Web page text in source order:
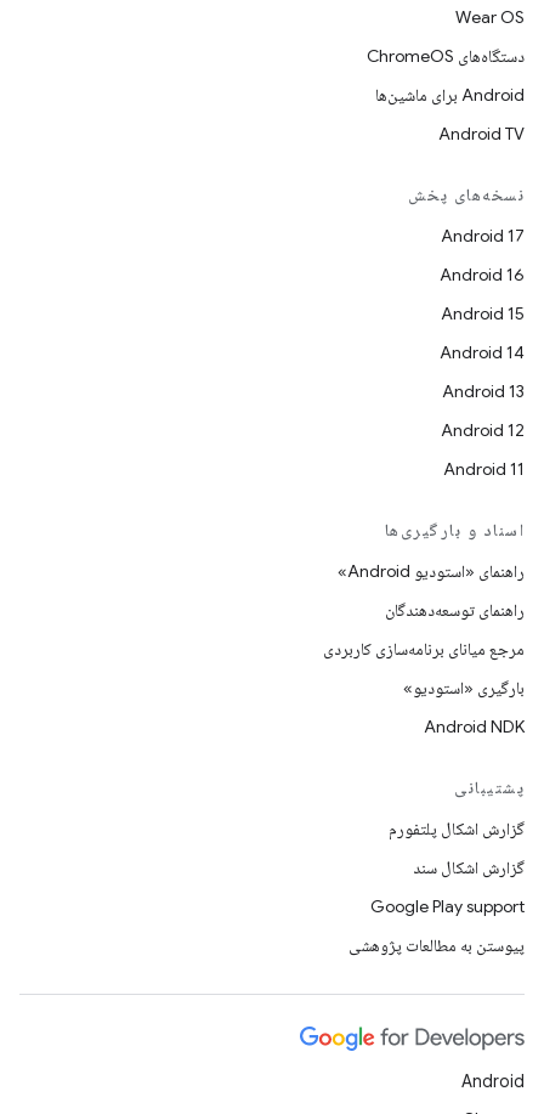
Wear OS
دستگاه‌های ChromeOS
Android برای ماشین‌ها
Android TV
نسخه‌های پخش
Android 17
Android 16
Android 15
Android 14
Android 13
Android 12
Android 11
اسناد و بارگیری‌ها
راهنمای «استودیو Android»
راهنمای توسعه‌دهندگان
مرجع میانای برنامه‌سازی کاربردی
بارگیری «استودیو»
Android NDK
پشتیبانی
گزارش اشکال پلتفورم
گزارش اشکال سند
Google Play support
پیوستن به مطالعات پژوهشی
Android